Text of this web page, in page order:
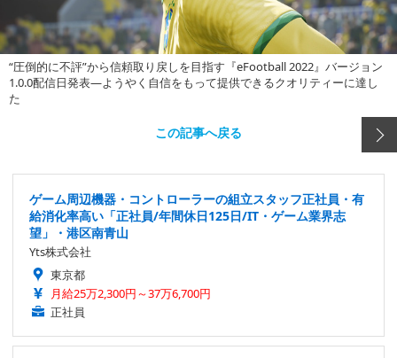
“圧倒的に不評”から信頼取り戻しを目指す『eFootball 2022』バージョン
1.0.0配信日発表―ようやく自信をもって提供できるクオリティーに達し
た
この記事へ戻る
ゲーム周辺機器・コントローラーの組立スタッフ正社員・有
給消化率高い「正社員/年間休日125日/IT・ゲーム業界志
望」・港区南青山
Yts株式会社
東京都
月給25万2,300円～37万6,700円
正社員